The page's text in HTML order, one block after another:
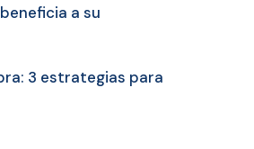
a su
3 estrategias para